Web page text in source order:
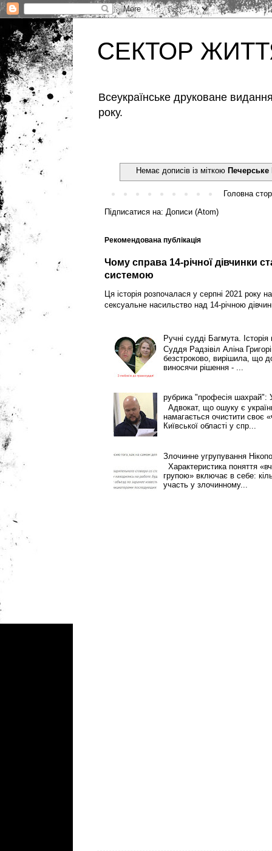
СЕКТОР
Всеукраїнське друковане
року.
Немає дописів із міткою
Головна
Підписатися на: Дописи (Atom)
Рекомендована публікація
Чому справа 14-річної дівчинки
системою
Ця історія розпочалася у серпні 2021 року
сексуальне насильство над 14-річною
Ручні судді Багмута.
Суддя Радзівіл Аліна
безстроково, вирішила, що
виносячи рішення - ...
рубрика "професія шахрай":
Адвокат, що ошуку є
намагається очистити своє
Київської області у спр...
Злочинне угрупування
Характеристика поняття
групою» включає в себе:
участь у злочинному...